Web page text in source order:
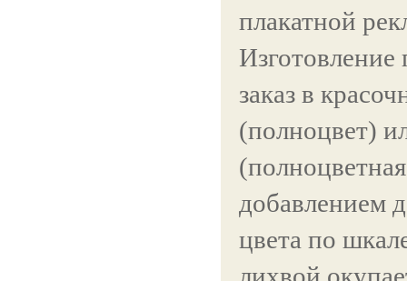
плакатной
Изготовление
заказ в
(полноцвет)
добавлением
цвета по